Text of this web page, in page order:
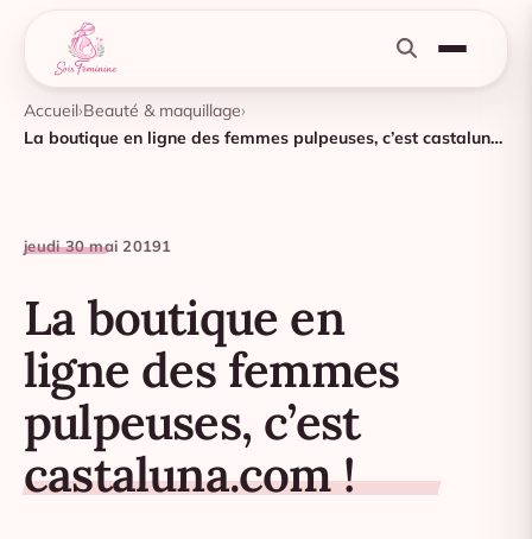
Accueil Beauté & maquillage
La boutique en ligne des femmes pulpeuses, c’est castaluna.com !
jeudi 30 mai 20191
La boutique en
ligne des femmes
pulpeuses, c’est
castaluna.com !